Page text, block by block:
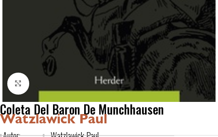
Click to enlarge
Coleta Del Baron De Munchhausen
Watzlawick Paul